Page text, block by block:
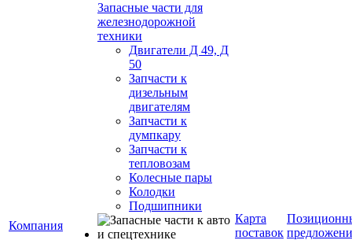
Компания
Запасные части для
железнодорожной
техники
Двигатели Д 49, Д
50
Запчасти к
дизельным
двигателям
Запчасти к
думпкару
Запчасти к
тепловозам
Колесные пары
Колодки
Подшипники
Карта
поставок